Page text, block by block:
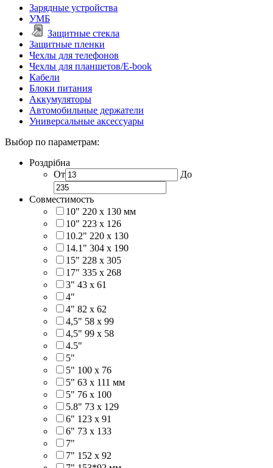
Зарядные устройства
УМБ
Защитные стекла
Защитные пленки
Чехлы для телефонов
Чехлы для планшетов/E-book
Кабели
Блоки питания
Аккумуляторы
Автомобильные держатели
Универсальные аксессуары
Выбор по параметрам:
Роздрібна
От
До
Совместимость
10" 220 x 130 мм
10" 223 x 126
10.2" 220 x 130
14.1" 304 х 190
15" 228 x 305
17" 335 х 268
3" 43 x 61
4"
4" 82 x 62
4,5" 58 х 99
4,5" 99 x 58
4.5"
5"
5" 100 x 76
5" 63 x 111 мм
5" 76 х 100
5.8" 73 x 129
6" 123 х 91
6" 73 х 133
7"
7" 152 x 92